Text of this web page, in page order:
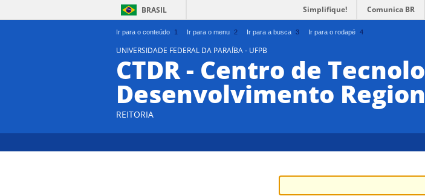
Ir para o conteúdo 1 Ir para o menu 2 Ir para a busca 3 Ir para o rodapé 4
BRASIL Simplifique! Comunica BR
UNIVERSIDADE FEDERAL DA PARAÍBA - UFPB
CTDR - Centro de
Desenvolvimento
REITORIA